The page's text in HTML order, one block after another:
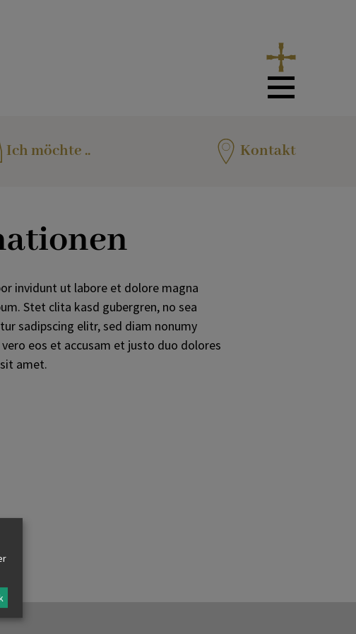
Ich möchte .. Kontakt
invidunt ut labore et dolore magna
Stet clita kasd gubergren, no sea
sadipscing elitr, sed diam nonumy
eos et accusam et justo duo dolores
amet.